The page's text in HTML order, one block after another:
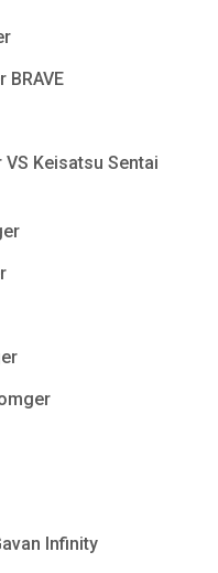
BRAVE
Keisatsu Sentai
Infinity